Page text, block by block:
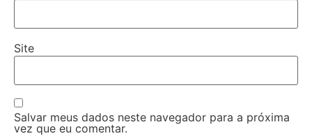
Site
Salvar meus dados neste navegador para a próxima
vez que eu comentar.